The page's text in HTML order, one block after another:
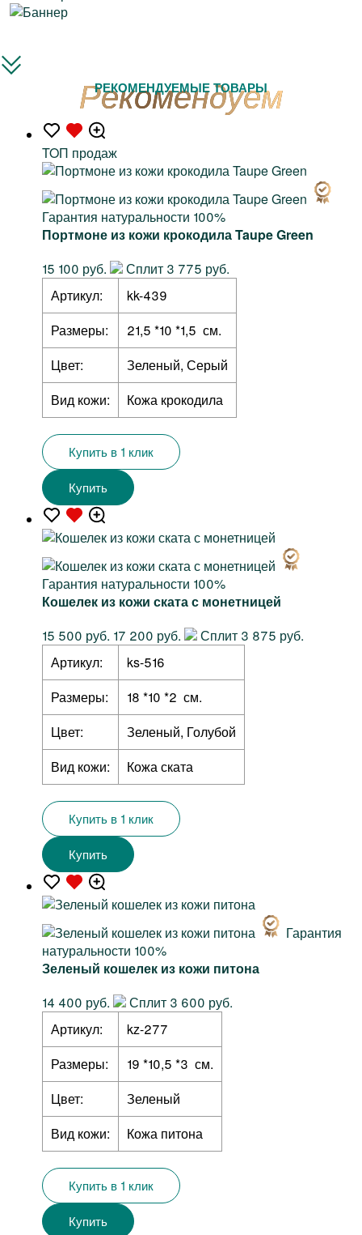
РЕКОМЕНДУЕМЫЕ ТОВАРЫ
TOП продаж
Гарантия натуральности 100%
Портмоне из кожи крокодила Taupe Green
15 100 руб.
Сплит 3 775 руб.
Артикул:
kk-439
Размеры:
21,5 *10 *1,5 см.
Цвет:
Зеленый, Серый
Вид кожи:
Кожа крокодила
Купить в 1 клик
Купить
Гарантия натуральности 100%
Кошелек из кожи ската с монетницей
15 500 руб. 17 200 руб.
Сплит 3 875 руб.
Артикул:
ks-516
Размеры:
18 *10 *2 см.
Цвет:
Зеленый, Голубой
Вид кожи:
Кожа ската
Купить в 1 клик
Купить
Гарантия
натуральности 100%
Зеленый кошелек из кожи питона
14 400 руб.
Сплит 3 600 руб.
Артикул:
kz-277
Размеры:
19 *10,5 *3 см.
Цвет:
Зеленый
Вид кожи:
Кожа питона
Купить в 1 клик
Купить